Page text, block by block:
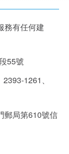
務有任何建
55號
1261、
郵局第610號信